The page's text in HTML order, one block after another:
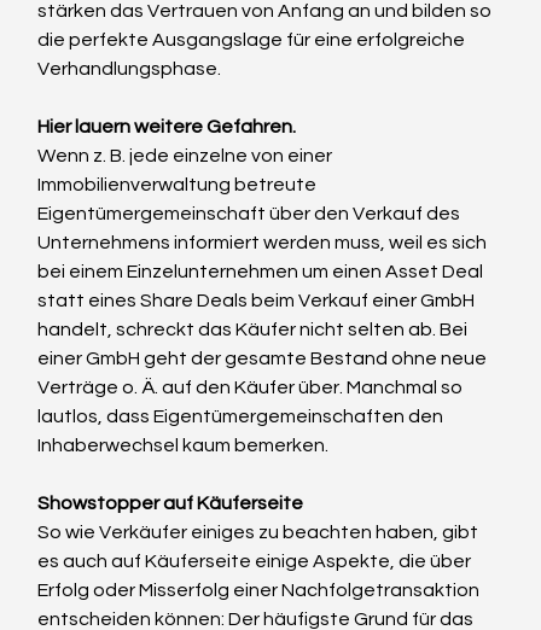
stärken das Vertrauen von Anfang an und bilden so
die perfekte Ausgangslage für eine erfolgreiche
Verhandlungsphase.
Hier lauern weitere Gefahren.
Wenn z. B. jede einzelne von einer
Immobilienverwaltung betreute
Eigentümergemeinschaft über den Verkauf des
Unternehmens informiert werden muss, weil es sich
bei einem Einzelunternehmen um einen Asset Deal
statt eines Share Deals beim Verkauf einer GmbH
handelt, schreckt das Käufer nicht selten ab. Bei
einer GmbH geht der gesamte Bestand ohne neue
Verträge o. Ä. auf den Käufer über. Manchmal so
lautlos, dass Eigentümergemeinschaften den
Inhaberwechsel kaum bemerken.
Showstopper auf Käuferseite
So wie Verkäufer einiges zu beachten haben, gibt
es auch auf Käuferseite einige Aspekte, die über
Erfolg oder Misserfolg einer Nachfolgetransaktion
entscheiden können: Der häufigste Grund für das